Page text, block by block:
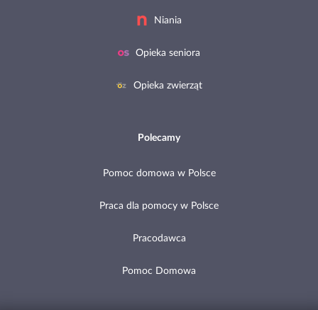
Niania
Opieka seniora
Opieka zwierząt
Polecamy
Pomoc domowa w Polsce
Praca dla pomocy w Polsce
Pracodawca
Pomoc Domowa